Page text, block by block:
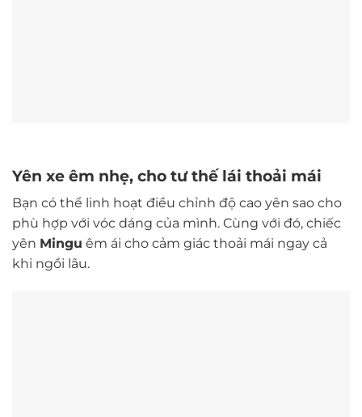
Yên xe êm nhẹ, cho tư thế lái thoải mái
Bạn có thể linh hoạt điều chỉnh độ cao yên sao cho
phù hợp với vóc dáng của mình. Cùng với đó, chiếc
yên Mingu êm ái cho cảm giác thoải mái ngay cả
khi ngồi lâu.